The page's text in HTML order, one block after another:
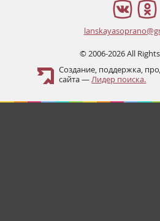
© 2006-2026 All
Создание, поддержка,
сайта —Лидер поиска.